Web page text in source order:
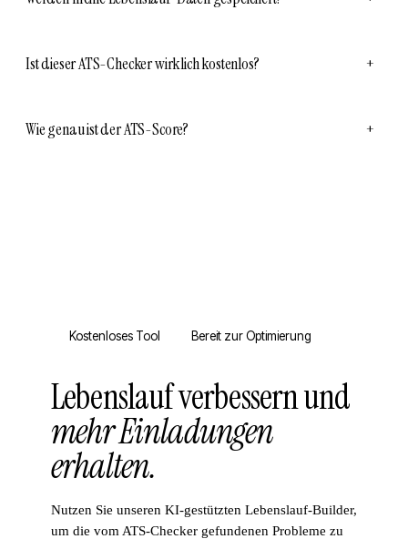
Ist dieser ATS-Checker wirklich kostenlos? +
Wie genau ist der ATS-Score? +
Kostenloses Tool Bereit zur Optimierung
Lebenslauf verbessern und
mehr Einladungen
erhalten.
Nutzen Sie unseren KI-gestützten Lebenslauf-Builder,
um die vom ATS-Checker gefundenen Probleme zu